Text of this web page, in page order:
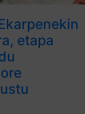
etapa